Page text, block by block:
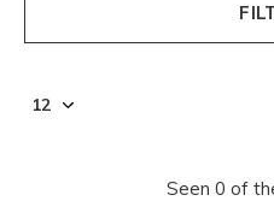
Seen 0 of